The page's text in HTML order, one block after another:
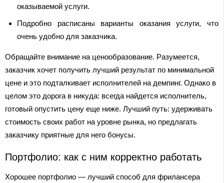
оказываемой услуги.
Подробно расписаны варианты оказания услуги, что
очень удобно для заказчика.
Обращайте внимание на ценообразование. Разумеется,
заказчик хочет получить лучший результат по минимальной
цене и это подталкивает исполнителей на демпинг. Однако в
целом это дорога в никуда: всегда найдется исполнитель,
готовый опустить цену еще ниже. Лучший путь: удерживать
стоимость своих работ на уровне рынка, но предлагать
заказчику приятные для него бонусы.
Портфолио: как с ним корректно работать
Хорошее портфолио — лучший способ для фрилансера